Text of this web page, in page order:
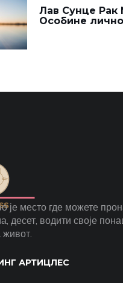
Лав Сунце Рак
Особине
је место где можете
десет, водити своје
живот.
АРТИЦЛЕС